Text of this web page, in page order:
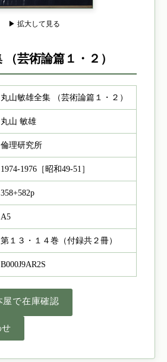
▶ 拡大して見る
芸術論篇１・２）
丸山敏雄全集 （芸術論篇１・２）
丸山 敏雄
倫理研究所
1974-1976［昭和49-51］
358+582p
A5
第１３・１４巻（付録共２冊）
B000J9AR2S
屋で在庫確認